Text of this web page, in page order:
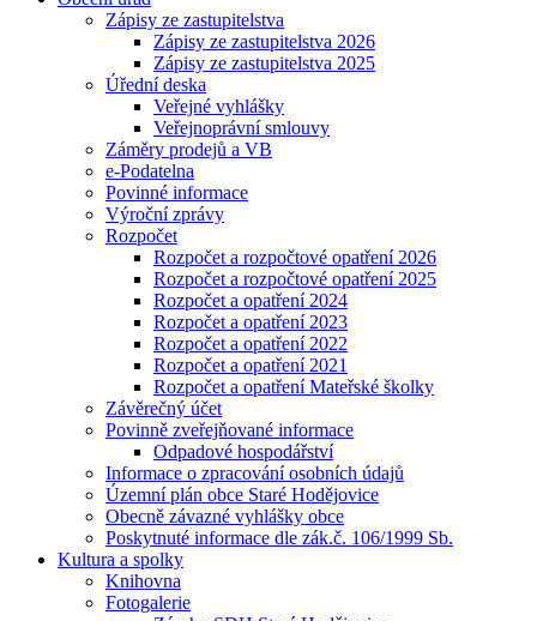
Zápisy ze zastupitelstva
Zápisy ze zastupitelstva 2026
Zápisy ze zastupitelstva 2025
Úřední deska
Veřejné vyhlášky
Veřejnoprávní smlouvy
Záměry prodejů a VB
e-Podatelna
Povinné informace
Výroční zprávy
Rozpočet
Rozpočet a rozpočtové opatření 2026
Rozpočet a rozpočtové opatření 2025
Rozpočet a opatření 2024
Rozpočet a opatření 2023
Rozpočet a opatření 2022
Rozpočet a opatření 2021
Rozpočet a opatření Mateřské školky
Závěrečný účet
Povinně zveřejňované informace
Odpadové hospodářství
Informace o zpracování osobních údajů
Územní plán obce Staré Hodějovice
Obecně závazné vyhlášky obce
Poskytnuté informace dle zák.č. 106/1999 Sb.
Kultura a spolky
Knihovna
Fotogalerie